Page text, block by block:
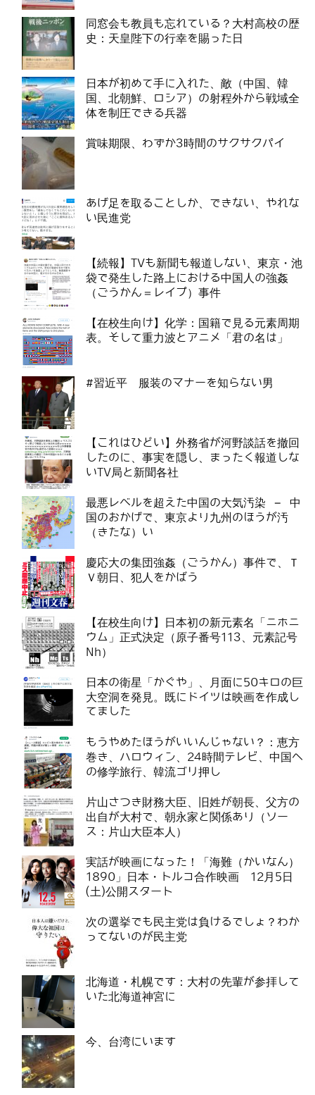
同窓会も教員も忘れている？大村高校の歴
史：天皇陛下の行幸を賜った日
日本が初めて手に入れた、敵（中国、韓
国、北朝鮮、ロシア）の射程外から戦域全
体を制圧できる兵器
賞味期限、わずか3時間のサクサクパイ
あげ足を取ることしか、できない、やれな
い民進党
【続報】TVも新聞も報道しない、東京・池
袋で発生した路上における中国人の強姦
（ごうかん＝レイプ）事件
【在校生向け】化学：国籍で見る元素周期
表。そして重力波とアニメ「君の名は」
#習近平 服装のマナーを知らない男
【これはひどい】外務省が河野談話を撤回
したのに、事実を隠し、まったく報道しな
いTV局と新聞各社
最悪レベルを超えた中国の大気汚染 – 中
国のおかげで、東京より九州のほうが汚
（きたな）い
慶応大の集団強姦（ごうかん）事件で、Ｔ
Ｖ朝日、犯人をかばう
【在校生向け】日本初の新元素名「ニホニ
ウム」正式決定（原子番号113、元素記号
Nh）
日本の衛星「かぐや」、月面に50キロの巨
大空洞を発見。既にドイツは映画を作成し
てました
もうやめたほうがいいんじゃない？：恵方
巻き、ハロウィン、24時間テレビ、中国へ
の修学旅行、韓流ゴリ押し
片山さつき財務大臣、旧姓が朝長、父方の
出自が大村で、朝永家と関係あり（ソー
ス：片山大臣本人）
実話が映画になった！「海難（かいなん）
1890」日本・トルコ合作映画 12月5日
(土)公開スタート
次の選挙でも民主党は負けるでしょ？わか
ってないのが民主党
北海道・札幌です：大村の先輩が参拝して
いた北海道神宮に
今、台湾にいます